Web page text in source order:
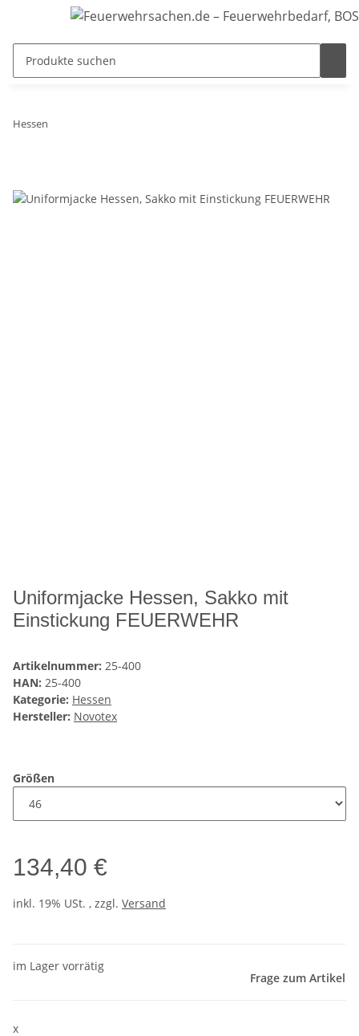
Hessen
Uniformjacke Hessen, Sakko mit
Einstickung FEUERWEHR
Artikelnummer: 25-400
HAN: 25-400
Kategorie: Hessen
Hersteller: Novotex
Größen
134,40 €
inkl. 19% USt. , zzgl. Versand
im Lager vorrätig
Frage zum Artikel
x